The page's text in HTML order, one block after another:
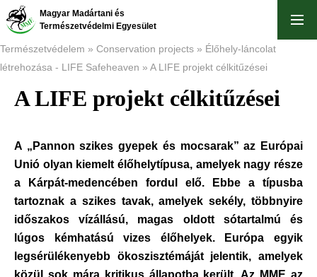
Ugrás
tartalomra
Magyar Madártani és
Természetvédelmi Egyesület
Természetvédelem Conservation projects
Élőhely-láncolat
létrehozása - LIFE Safeheaven
A LIFE projekt célkitűzései
A LIFE projekt célkitűzései
A „Pannon szikes gyepek és mocsarak” az Európai
Unió olyan kiemelt élőhelytípusa, amelyek nagy része
a Kárpát-medencében fordul elő. Ebbe a típusba
tartoznak a szikes tavak, amelyek sekély, többnyire
időszakos vízállású, magas oldott sótartalmú és
lúgos kémhatású vizes élőhelyek. Európa egyik
legsérülékenyebb ökoszisztémáját jelentik, amelyek
közül sok mára kritikus állapotba került. Az MME az